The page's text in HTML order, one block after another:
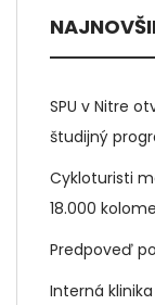
SPU v Nitre
študijný
Cykloturisti
18.000
Predpoveď
Interná